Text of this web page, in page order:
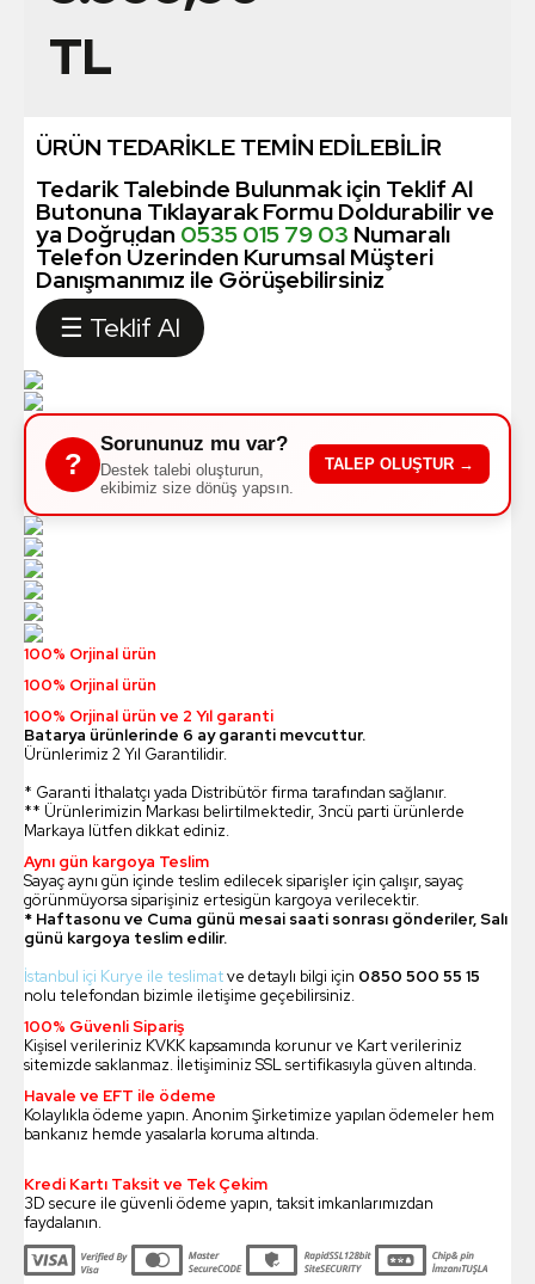
TL
ÜRÜN TEDARİKLE TEMİN EDİLEBİLİR
Tedarik Talebinde Bulunmak için Teklif Al
Butonuna Tıklayarak Formu Doldurabilir ve
ya Doğrudan 0535 015 79 03 Numaralı
Telefon Üzerinden Kurumsal Müşteri
Danışmanımız ile Görüşebilirsiniz
☰ Teklif Al
?
Sorununuz mu var?
Destek talebi oluşturun,
ekibimiz size dönüş yapsın.
TALEP OLUŞTUR →
100% Orjinal ürün
100% Orjinal ürün
100% Orjinal ürün ve 2 Yıl garanti
Batarya ürünlerinde 6 ay garanti mevcuttur.
Ürünlerimiz 2 Yıl Garantilidir.
* Garanti İthalatçı yada Distribütör firma tarafından sağlanır.
** Ürünlerimizin Markası belirtilmektedir, 3ncü parti ürünlerde
Markaya lütfen dikkat ediniz.
Aynı gün kargoya Teslim
Sayaç aynı gün içinde teslim edilecek siparişler için çalışır, sayaç
görünmüyorsa siparişiniz ertesigün kargoya verilecektir.
* Haftasonu ve Cuma günü mesai saati sonrası gönderiler, Salı
günü kargoya teslim edilir.
İstanbul içi Kurye ile teslimatve detaylı bilgi için 0850 500 55 15
nolu telefondan bizimle iletişime geçebilirsiniz.
100% Güvenli Sipariş
Kişisel verileriniz KVKK kapsamında korunur ve Kart verileriniz
sitemizde saklanmaz. İletişiminiz SSL sertifikasıyla güven altında.
Havale ve EFT ile ödeme
Kolaylıkla ödeme yapın. Anonim Şirketimize yapılan ödemeler hem
bankanız hemde yasalarla koruma altında.
Kredi Kartı Taksit ve Tek Çekim
3D secure ile güvenli ödeme yapın, taksit imkanlarımızdan
faydalanın.